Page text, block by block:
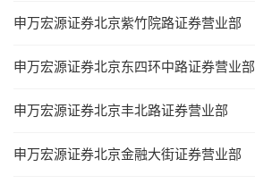
申万宏源证券北京紫竹院路证券营业部
申万宏源证券北京东四环中路证券营业部
申万宏源证券北京丰北路证券营业部
申万宏源证券北京金融大街证券营业部